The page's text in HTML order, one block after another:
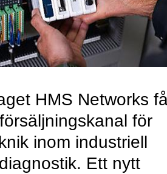
HMS Networks
för
inom industriell
Ett nytt